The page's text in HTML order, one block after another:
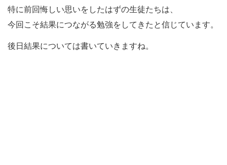
特に前回悔しい思いをしたはずの生徒たちは、
今回こそ結果につながる勉強をしてきたと信じています。
後日結果については書いていきますね。